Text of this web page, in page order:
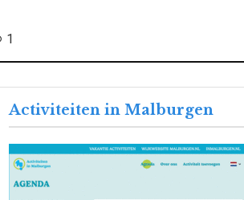
1
Activiteiten in Malburgen